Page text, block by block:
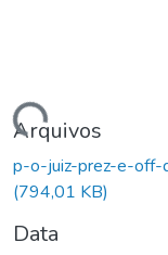
Carregando...
Arquivos
p-o-juiz-prez-e-off-
(794,01 KB)
Data